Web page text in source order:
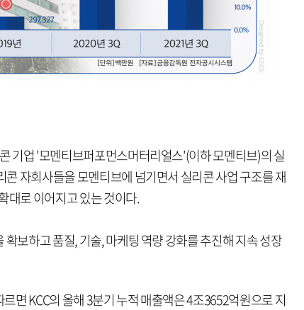
기업 '모멘티브퍼포먼스머터리얼스'(이하 모멘티브)의 실
콘 자회사들을 모멘티브에 넘기면서 실리콘 사업 구조를 재
대로 이어지고 있는 것이다.
보하고 품질, 기술, 마케팅 역량 강화를 추진해 지속 성장
면 KCC의 올해 3분기 누적 매출액은 4조3652억원으로 지